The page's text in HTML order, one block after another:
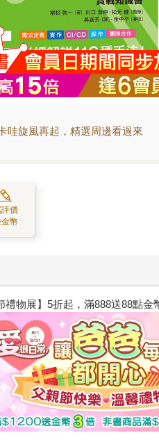
哇旋風再起，精選周邊看過來
評價
金幣
起，滿888送88點金幣